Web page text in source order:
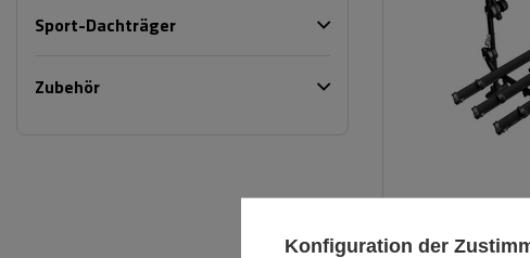
Sport-Dachträger
Zubehör
Konfiguration der